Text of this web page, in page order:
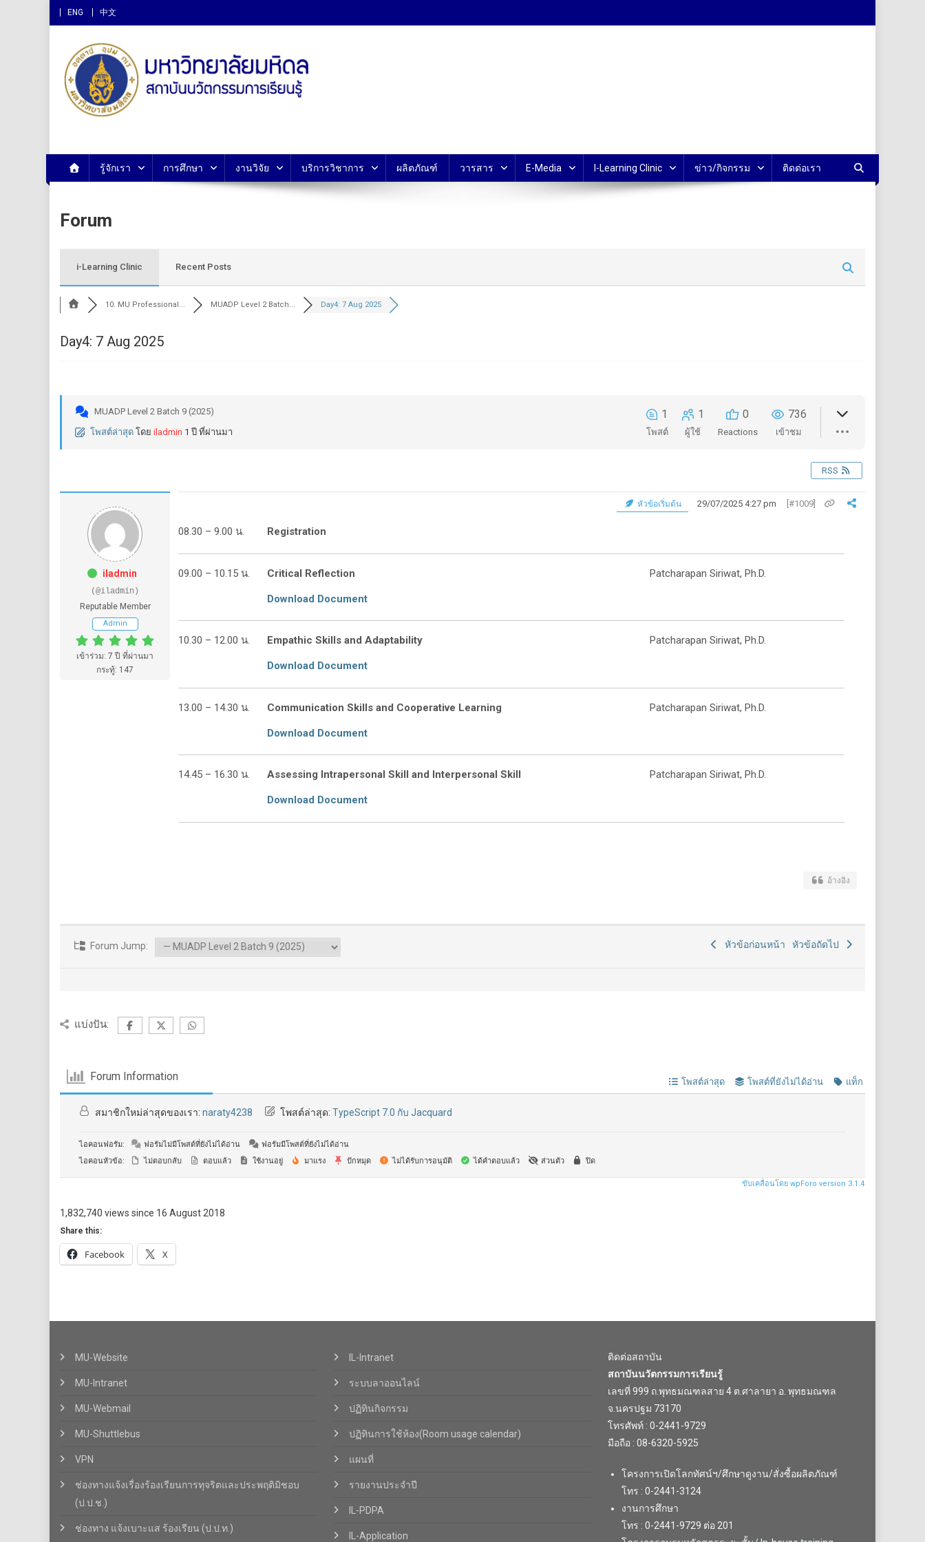
ENG 中文
สถาบันนวัตกรรมการเรียนรู้ ม.มหิดล
รู้จักเรา การศึกษา งานวิจัย บริการวิชาการ ผลิตภัณฑ์ วารสาร E-Media I-Learning Clinic ข่าว/กิจกรรม ติดต่อเรา
Forum
i-Learning Clinic Recent Posts
10. MU Professional... MUADP Level 2 Batch... Day4: 7 Aug 2025
Day4: 7 Aug 2025
MUADP Level 2 Batch 9 (2025)
โพสต์ล่าสุด โดย iladmin 1 ปี ที่ผ่านมา
1
โพสต์
1
ผู้ใช้
0
Reactions
736
เข้าชม
RSS
iladmin
(@iladmin)
Reputable Member
Admin
เข้าร่วม: 7 ปี ที่ผ่านมา
กระทู้: 147
หัวข้อเริ่มต้น 29/07/2025 4:27 pm [#1009]
08.30 – 9.00 น. Registration
09.00 – 10.15 น. Critical Reflection
Download Document
Patcharapan Siriwat, Ph.D.
10.30 – 12.00 น. Empathic Skills and Adaptability
Download Document
Patcharapan Siriwat, Ph.D.
13.00 – 14.30 น. Communication Skills and Cooperative Learning
Download Document
Patcharapan Siriwat, Ph.D.
14.45 – 16.30 น. Assessing Intrapersonal Skill and Interpersonal Skill
Download Document
Patcharapan Siriwat, Ph.D.
อ้างอิง
Forum Jump: หัวข้อก่อนหน้า หัวข้อถัดไป
แบ่งปัน:
Forum Information โพสต์ล่าสุด โพสต์ที่ยังไม่ได้อ่าน แท็ก
สมาชิกใหม่ล่าสุดของเรา: naraty4238 โพสต์ล่าสุด: TypeScript 7.0 กับ Jacquard
ไอคอนฟอรัม: ฟอรัมไม่มีโพสต์ที่ยังไม่ได้อ่าน
ฟอรัมมีโพสต์ที่ยังไม่ได้อ่าน
ไอคอนหัวข้อ:
ไม่ตอบกลับ ตอบแล้ว ใช้งานอยู่ มาแรง ปักหมุด ไม่ได้รับการอนุมัติ ได้คำตอบแล้ว ส่วนตัว ปิด
ขับเคลื่อนโดย wpForo version 3.1.4
1,832,740 views since 16 August 2018
Share this:
Facebook X
MU-Website
MU-Intranet
MU-Webmail
MU-Shuttlebus
VPN
ช่องทางแจ้งเรื่องร้องเรียนการทุจริตและประพฤติมิชอบ
(ป.ป.ช.)
ช่องทาง แจ้งเบาะแส ร้องเรียน (ป.ป.ท.)
IL-Intranet
ระบบลาออนไลน์
ปฏิทินกิจกรรม
ปฏิทินการใช้ห้อง(Room usage calendar)
แผนที่
รายงานประจำปี
IL-PDPA
IL-Application
ติดต่อสถาบัน
สถาบันนวัตกรรมการเรียนรู้
เลขที่ 999 ถ.พุทธมณฑลสาย 4 ต.ศาลายา อ. พุทธมณฑล
จ.นครปฐม 73170
โทรศัพท์ : 0-2441-9729
มือถือ : 08-6320-5925
โครงการเปิดโลกทัศน์ฯ/ศึกษาดูงาน/สั่งซื้อผลิตภัณฑ์
โทร : 0-2441-3124
งานการศึกษา
โทร : 0-2441-9729 ต่อ 201